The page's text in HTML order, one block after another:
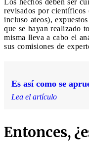
revisados ​​por científicos
incluso ateos),
que se hayan realizado
misma lleva a cabo el
sus comisiones de
Es así como se
Lea el artículo
Entonces,